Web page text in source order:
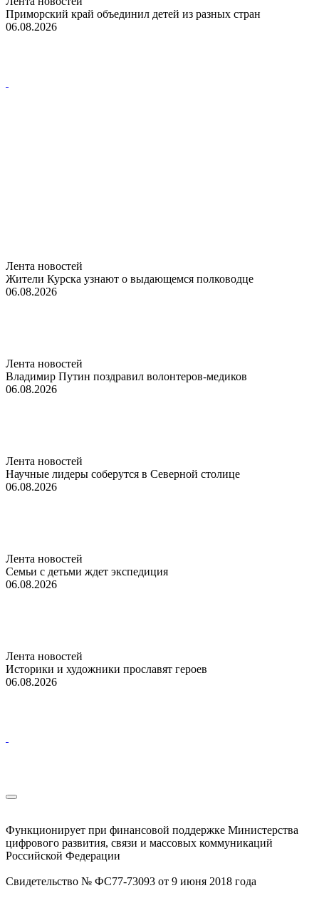
Приморский край объединил детей из разных стран
06.08.2026
Лента новостей
Жители Курска узнают о выдающемся полководце
06.08.2026
Лента новостей
Владимир Путин поздравил волонтеров-медиков
06.08.2026
Лента новостей
Научные лидеры соберутся в Северной столице
06.08.2026
Лента новостей
Семьи с детьми ждет экспедиция
06.08.2026
Лента новостей
Историки и художники прославят героев
06.08.2026
Функционирует при финансовой поддержке Министерства
цифрового развития, связи и массовых коммуникаций
Российской Федерации
Свидетельство № ФС77-73093 от 9 июня 2018 года